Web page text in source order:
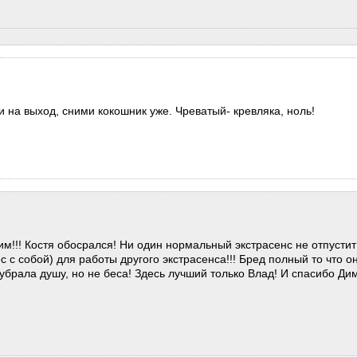
выход, сними кокошник уже. Чреватый- кревляка, ноль!
Костя обосрался! Ни один нормальный экстрасенс не отпустит
с собой) для работы другого экстрасенса!!! Бред полный то что
душу, но не беса! Здесь лучший только Влад! И спасибо